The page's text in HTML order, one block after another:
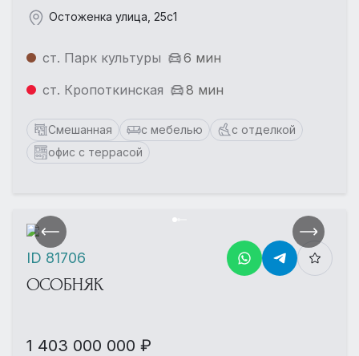
Остоженка улица, 25с1
ст. Парк культуры
6 мин
ст. Кропоткинская
8 мин
Смешанная с мебелью
с отделкой
офис с террасой
ОСОБНЯК
1 403 000 000 ₽
ID 81706